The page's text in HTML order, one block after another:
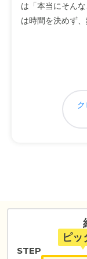
は「本当にそん
は時間を決めず
ピッ
STEP